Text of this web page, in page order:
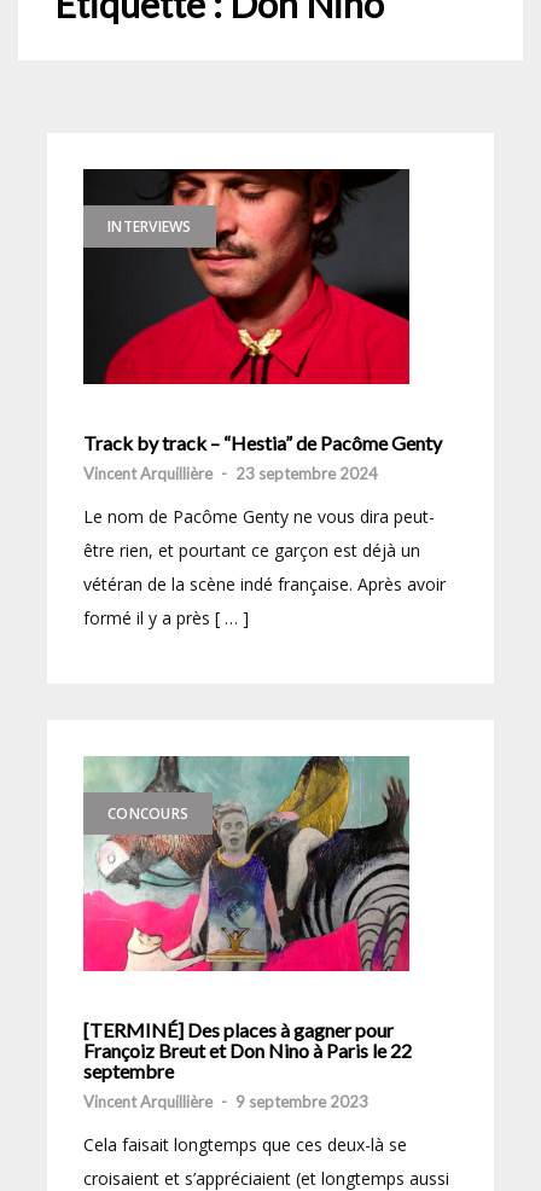
INTERVIEWS
Track by track – “Hestia” de Pacôme Genty
Vincent Arquillière - 23 septembre 2024
Le nom de Pacôme Genty ne vous dira peut-
être rien, et pourtant ce garçon est déjà un
vétéran de la scène indé française. Après avoir
formé il y a près [ … ]
CONCOURS
[TERMINÉ] Des places à gagner pour
Françoiz Breut et Don Nino à Paris le 22
septembre
Vincent Arquillière - 9 septembre 2023
Cela faisait longtemps que ces deux-là se
croisaient et s’appréciaient (et longtemps aussi